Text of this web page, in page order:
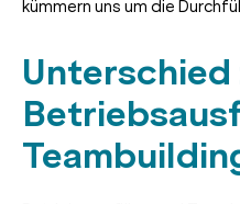
kümmern uns um die